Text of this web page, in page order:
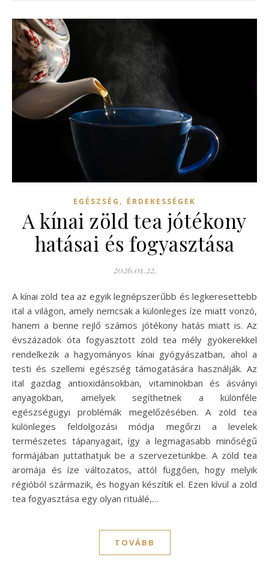
EGÉSZSÉG , ÉRDEKESSÉGEK
A kínai zöld tea jótékony
hatásai és fogyasztása
2026.01.22.
A kínai zöld tea az egyik legnépszerűbb és legkeresettebb
ital a világon, amely nemcsak a különleges íze miatt vonzó,
hanem a benne rejlő számos jótékony hatás miatt is. Az
évszázadok óta fogyasztott zöld tea mély gyökerekkel
rendelkezik a hagyományos kínai gyógyászatban, ahol a
testi és szellemi egészség támogatására használják. Az
ital gazdag antioxidánsokban, vitaminokban és ásványi
anyagokban, amelyek segíthetnek a különféle
egészségügyi problémák megelőzésében. A zöld tea
különleges feldolgozási módja megőrzi a levelek
természetes tápanyagait, így a legmagasabb minőségű
formájában juttathatjuk be a szervezetünkbe. A zöld tea
aromája és íze változatos, attól függően, hogy melyik
régióból származik, és hogyan készítik el. Ezen kívül a zöld
tea fogyasztása egy olyan rituálé,…
TOVÁBB